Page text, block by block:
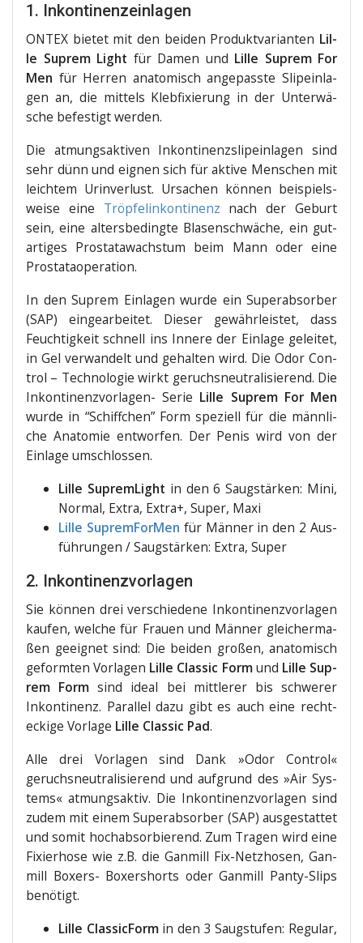
1. Inkontinenzeinlagen
ONTEX bie­tet mit den bei­den Pro­dukt­va­ri­an­ten Lil­
le Sup­rem Light für Damen und Lil­le Sup­rem For
Men für Her­ren ana­to­misch ange­pass­te Sli­pein­la­
gen an, die mit­tels Kleb­fi­xie­rung in der Unter­wä­
sche befes­tigt werden.
Die atmungs­ak­ti­ven Inkon­ti­nenz­sli­pein­la­gen sind
sehr dünn und eig­nen sich für akti­ve Men­schen mit
leich­tem Urin­ver­lust. Ursa­chen kön­nen bei­spiels­
wei­se eine Tröp­fe­lin­kon­ti­nenz nach der Geburt
sein, eine alters­be­ding­te Bla­sen­schwä­che, ein gut­
ar­ti­ges Pro­sta­ta­wachs­tum beim Mann oder eine
Prostataoperation.
In den Sup­rem Ein­la­gen wur­de ein Super­ab­sor­ber
(SAP) ein­ge­ar­bei­tet. Die­ser gewähr­leis­tet, dass
Feuch­tig­keit schnell ins Inne­re der Ein­la­ge gelei­tet,
in Gel ver­wan­delt und gehal­ten wird. Die Odor Con­
trol – Tech­no­lo­gie wirkt geruchs­neu­tra­li­sie­rend. Die
Inkon­ti­nenz­vor­la­gen- Serie Lil­le Sup­rem For Men
wur­de in “Schiff­chen” Form spe­zi­ell für die männ­li­
che Ana­to­mie ent­wor­fen. Der Penis wird von der
Ein­la­ge umschlossen.
Lil­le Suprem­Light in den 6 Saug­stär­ken: Mini,
Nor­mal, Extra, Extra+, Super, Maxi
Lil­le Suprem­For­Men für Män­ner in den 2 Aus­
füh­run­gen / Saug­stär­ken: Extra, Super
2. Inkontinenzvorlagen
Sie kön­nen drei ver­schie­de­ne Inkon­ti­nenz­vor­la­gen
kau­fen, wel­che für Frau­en und Män­ner glei­cher­ma­
ßen geeig­net sind: Die bei­den gro­ßen, ana­to­misch
geform­ten Vor­la­gen Lil­le Clas­sic Formund Lil­le Sup­
rem Form sind ide­al bei mitt­le­rer bis schwe­rer
Inkon­ti­nenz. Par­al­lel dazu gibt es auch eine recht­
ecki­ge Vor­la­ge Lil­le Clas­sic Pad.
Alle drei Vor­la­gen sind Dank »Odor Con­trol«
geruchs­neu­tra­li­sie­rend und auf­grund des »Air Sys­
tems« atmungs­ak­tiv. Die Inkon­ti­nenz­vor­la­gen sind
zudem mit einem Super­ab­sor­ber (SAP) aus­ge­stat­tet
und somit hoch­ab­sor­bie­rend. Zum Tra­gen wird eine
Fixier­ho­se wie z.B. die Gan­mill Fix-Netz­ho­sen, Gan­
mill Boxers- Boxer­shorts oder Gan­mill Pan­ty-Slips
benötigt.
Lil­le Clas­si­c­Formin den 3 Saug­stu­fen: Regu­lar,